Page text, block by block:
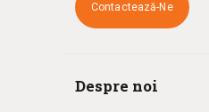
Contactează-Ne
Despre noi